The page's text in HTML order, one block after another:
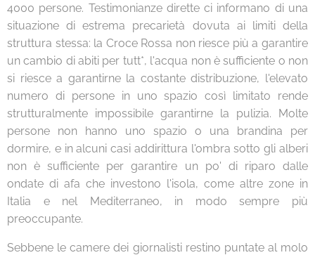
4000 persone. Testimonianze dirette ci informano di una
situazione di estrema precarietà dovuta ai limiti della
struttura stessa: la Croce Rossa non riesce più a garantire
un cambio di abiti per tutt*, l'acqua non è sufficiente o non
si riesce a garantirne la costante distribuzione, l'elevato
numero di persone in uno spazio così limitato rende
strutturalmente impossibile garantirne la pulizia. Molte
persone non hanno uno spazio o una brandina per
dormire, e in alcuni casi addirittura l'ombra sotto gli alberi
non è sufficiente per garantire un po' di riparo dalle
ondate di afa che investono l'isola, come altre zone in
Italia e nel Mediterraneo, in modo sempre più
preoccupante.
Sebbene le camere dei giornalisti restino puntate al molo